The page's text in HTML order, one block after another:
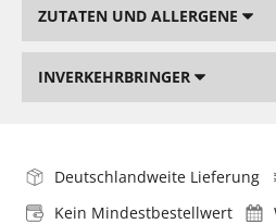
ZUTATEN UND ALLERGENE
INVERKEHRBRINGER
Deutschlandweite Lieferung
Kein Mindestbestellwert